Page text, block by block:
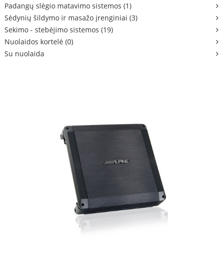
Padangų slėgio matavimo sistemos (1)
Sėdynių šildymo ir masažo įrenginiai (3)
Sekimo - stebėjimo sistemos (19)
Nuolaidos kortelė (0)
Su nuolaida